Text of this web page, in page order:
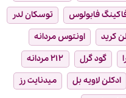
فابولوس
توسکان لدر
کرید
اونتوس مردانه
گود گرل
۲۱۲ مردانه
ادکلن لاویه بل
میدنایت رز